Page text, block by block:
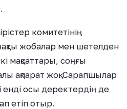
комитетінің
жобалар мен шетелден
мақсаттары, соңғы
ақпарат жоқ. Сарапшылар
енді осы деректердің де
етіп отыр.